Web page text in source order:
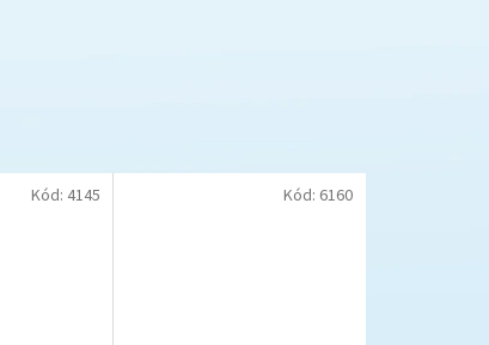
Kód: 4145 Kód: 6160